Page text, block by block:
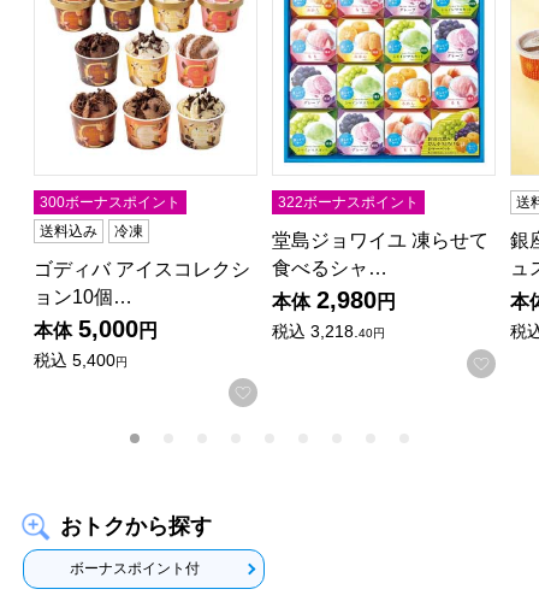
300ボーナスポイント
送料込み
冷凍
ゴディバ アイスコレクシ
ョン10個…
本体 5,000円
税込 5,400円
お気に入りに登録する
322ボーナスポイント
堂島ジョワイユ 凍らせて
食べるシャ…
本体 2,980円
税込 3,218.40円
お気
送
銀
ュ
本
税
おトクから探す
ボーナスポイント付